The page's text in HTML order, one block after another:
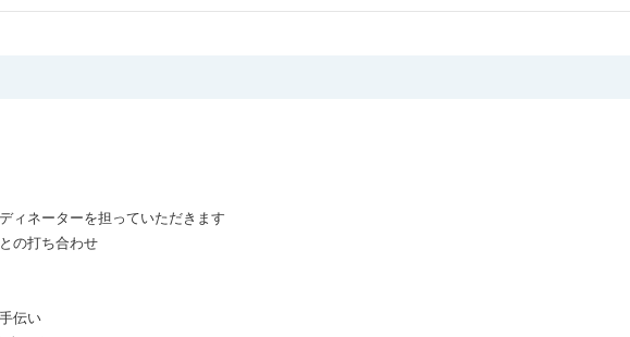
ィネーターを担っていただきます
の打ち合わせ
伝い